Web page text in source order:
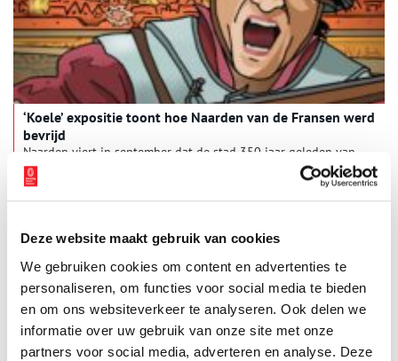
Deze website maakt gebruik van cookies
We gebruiken cookies om content en advertenties te
personaliseren, om functies voor social media te bieden
en om ons websiteverkeer te analyseren. Ook delen we
informatie over uw gebruik van onze site met onze
partners voor social media, adverteren en analyse. Deze
‘Koele’ expositie toont hoe Naarden van de Fransen werd
bevrijd
Naarden viert in september dat de stad 350 jaar geleden van
de Fransen werd bevrijd. Het Nederlands Vestingmuseum komt
met een tentoonstelling van speciaal voor deze gelegenheid
gemaakte tekeningen, audio en soundscapes.